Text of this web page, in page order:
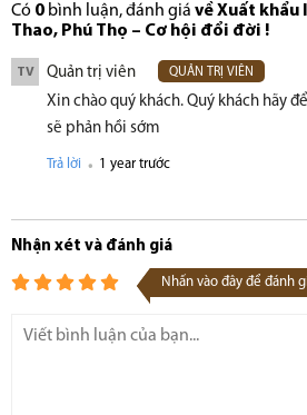
Có 0 bình luận, đánh giá về Xuất khẩu
Thao, Phú Thọ – Cơ hội đổi đời !
TV Quản trị viên QUẢN TRỊ VIÊN
Xin chào quý khách. Quý khách hãy
sẽ phản hồi sớm
Trả lời . 1 year trước
Nhận xét và đánh giá
Nhấn vào đây để đánh